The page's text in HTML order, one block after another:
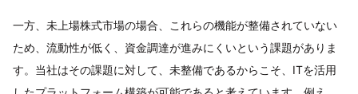
一方、未上場株式市場の場合、これらの機能が整備されていない
ため、流動性が低く、資金調達が進みにくいという課題がありま
す。当社はその課題に対して、未整備であるからこそ、ITを活用